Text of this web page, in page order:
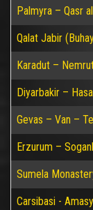
Palmyra – Qasr
Qalat Jabir
Karadut –
Diyarbakir –
Gevas – Van –
Erzurum –
Sumela
Carsibasi -